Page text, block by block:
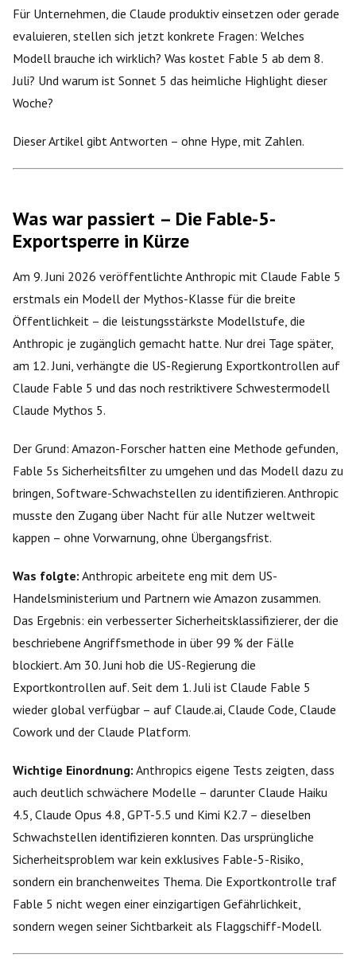
Für Unternehmen, die Claude produktiv einsetzen oder gerade
evaluieren, stellen sich jetzt konkrete Fragen: Welches
Modell brauche ich wirklich? Was kostet Fable 5 ab dem 8.
Juli? Und warum ist Sonnet 5 das heimliche Highlight dieser
Woche?
Dieser Artikel gibt Antworten – ohne Hype, mit Zahlen.
Was war passiert – Die Fable-5-
Exportsperre in Kürze
Am 9. Juni 2026 veröffentlichte Anthropic mit Claude Fable 5
erstmals ein Modell der Mythos-Klasse für die breite
Öffentlichkeit – die leistungsstärkste Modellstufe, die
Anthropic je zugänglich gemacht hatte. Nur drei Tage später,
am 12. Juni, verhängte die US-Regierung Exportkontrollen auf
Claude Fable 5 und das noch restriktivere Schwestermodell
Claude Mythos 5.
Der Grund: Amazon-Forscher hatten eine Methode gefunden,
Fable 5s Sicherheitsfilter zu umgehen und das Modell dazu zu
bringen, Software-Schwachstellen zu identifizieren. Anthropic
musste den Zugang über Nacht für alle Nutzer weltweit
kappen – ohne Vorwarnung, ohne Übergangsfrist.
Was folgte: Anthropic arbeitete eng mit dem US-
Handelsministerium und Partnern wie Amazon zusammen.
Das Ergebnis: ein verbesserter Sicherheitsklassifizierer, der die
beschriebene Angriffsmethode in über 99 % der Fälle
blockiert. Am 30. Juni hob die US-Regierung die
Exportkontrollen auf. Seit dem 1. Juli ist Claude Fable 5
wieder global verfügbar – auf Claude.ai, Claude Code, Claude
Cowork und der Claude Platform.
Wichtige Einordnung: Anthropics eigene Tests zeigten, dass
auch deutlich schwächere Modelle – darunter Claude Haiku
4.5, Claude Opus 4.8, GPT-5.5 und Kimi K2.7 – dieselben
Schwachstellen identifizieren konnten. Das ursprüngliche
Sicherheitsproblem war kein exklusives Fable-5-Risiko,
sondern ein branchenweites Thema. Die Exportkontrolle traf
Fable 5 nicht wegen einer einzigartigen Gefährlichkeit,
sondern wegen seiner Sichtbarkeit als Flaggschiff-Modell.